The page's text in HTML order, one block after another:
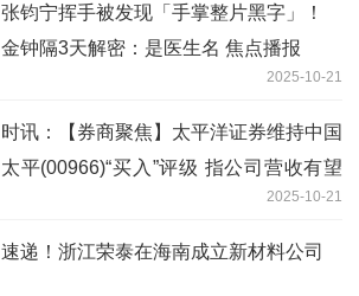
张钧宁挥手被发现「手掌整片黑字」！
金钟隔3天解密：是医生名 焦点播报
2025-10-21
时讯：【券商聚焦】太平洋证券维持中国
太平(00966)“买入”评级 指公司营收有望
2025-10-21
速递！浙江荣泰在海南成立新材料公司